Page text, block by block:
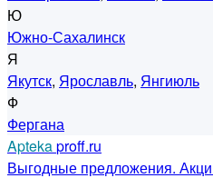
Ю
Южно-Сахалинск
Я
Якутск, Ярославль, Янгиюль
Ф
Фергана
Aptekaproff.ru
Выгодные предложения.